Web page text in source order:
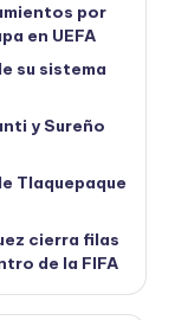
por
en UEFA
su sistema
y Sureño
Tlaquepaque
cierra filas
de la FIFA